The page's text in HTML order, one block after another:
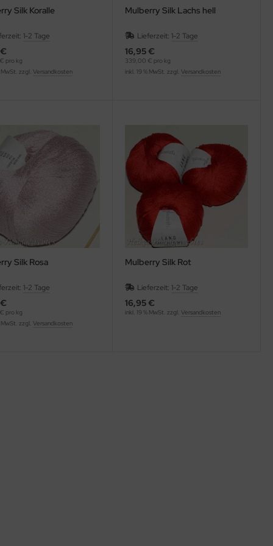
Silk Koralle
1-2 Tage
pro kg
MwSt. zzgl. Versandkosten
Mulberry Silk Lachs hell
Lieferzeit: 1-2 Tage
16,95 €
339,00 € pro kg
inkl. 19 % MwSt. zzgl. Versandkosten
Silk Rosa
1-2 Tage
pro kg
MwSt. zzgl. Versandkosten
Mulberry Silk Rot
Lieferzeit: 1-2 Tage
16,95 €
inkl. 19 % MwSt. zzgl. Versandkosten